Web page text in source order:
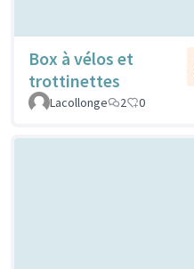
Box à vélos et
trottinettes
Lacollonge
2 0